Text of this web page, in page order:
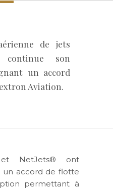
de jets
continue son
un accord
Aviation.
et NetJets® ont
un accord de flotte
permettant à